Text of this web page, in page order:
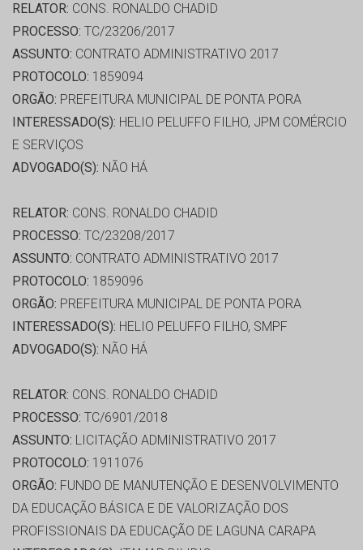
RELATOR: CONS. RONALDO CHADID
PROCESSO: TC/23206/2017
ASSUNTO: CONTRATO ADMINISTRATIVO 2017
PROTOCOLO: 1859094
ORGÃO: PREFEITURA MUNICIPAL DE PONTA PORA
INTERESSADO(S): HELIO PELUFFO FILHO, JPM COMÉRCIO
E SERVIÇOS
ADVOGADO(S): NÃO HÁ
RELATOR: CONS. RONALDO CHADID
PROCESSO: TC/23208/2017
ASSUNTO: CONTRATO ADMINISTRATIVO 2017
PROTOCOLO: 1859096
ORGÃO: PREFEITURA MUNICIPAL DE PONTA PORA
INTERESSADO(S): HELIO PELUFFO FILHO, SMPF
ADVOGADO(S): NÃO HÁ
RELATOR: CONS. RONALDO CHADID
PROCESSO: TC/6901/2018
ASSUNTO: LICITAÇÃO ADMINISTRATIVO 2017
PROTOCOLO: 1911076
ORGÃO: FUNDO DE MANUTENÇÃO E DESENVOLVIMENTO
DA EDUCAÇÃO BÁSICA E DE VALORIZAÇÃO DOS
PROFISSIONAIS DA EDUCAÇÃO DE LAGUNA CARAPA